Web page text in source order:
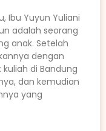
Ibu Yuyun Yuliani
adalah seorang
anak. Setelah
dengan
di Bandung
dan kemudian
yang